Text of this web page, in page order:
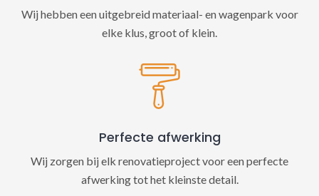
Wij hebben een uitgebreid materiaal- en wagenpark voor
elke klus, groot of klein.
Perfecte afwerking
Wij zorgen bij elk renovatieproject voor een perfecte
afwerking tot het kleinste detail.